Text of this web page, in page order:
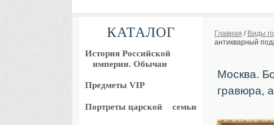
КАТАЛОГ
История Российской
империи. Обычаи
Предметы VIP
Портреты царской семьи
Главная / Виды
антикварный
Москва.
гравюра,